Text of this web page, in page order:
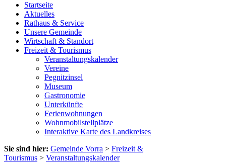
Startseite
Aktuelles
Rathaus & Service
Unsere Gemeinde
Wirtschaft & Standort
Freizeit & Tourismus
Veranstaltungskalender
Vereine
Pegnitzinsel
Museum
Gastronomie
Unterkünfte
Ferienwohnungen
Wohnmobilstellplätze
Interaktive Karte des Landkreises
Sie sind hier: Gemeinde Vorra > Freizeit &
Tourismus > Veranstaltungskalender